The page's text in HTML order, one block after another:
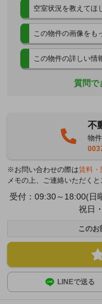
空室状況を教えてほ
この物件の画像をも
この物件の詳しい情
質問で
不
物
※お問い合わせの際は賃料・
メモの上、ご連絡いただくと
受付：09:30～18:00(日
祝日
このお
LINEで送る